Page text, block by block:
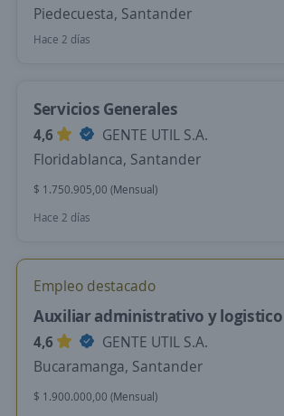
Piedecuesta, Santander
Hace 2 días
Servicios Generales
4,6
GENTE UTIL S.A.
Floridablanca, Santander
$ 1.750.905,00 (Mensual)
Hace 2 días
Empleo destacado
Auxiliar administrativo y logistico
4,6
GENTE UTIL S.A.
Bucaramanga, Santander
$ 1.900.000,00 (Mensual)